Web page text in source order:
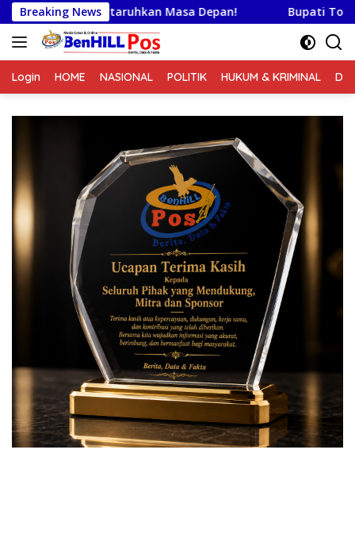
Langsung
ke
konten
Breaking News
Masa Depan! Bupati Toba Lantik 39 Pejabat,
Login HOME NASIONAL POLITIK HUKUM & KRIMINAL